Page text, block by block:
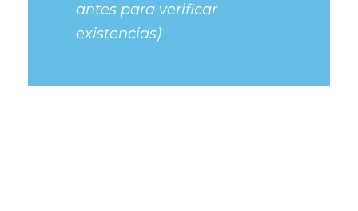
antes para verificar
existencias)